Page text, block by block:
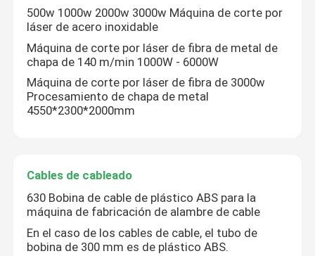
500w 1000w 2000w 3000w Máquina de corte por
láser de acero inoxidable
Máquina de corte por láser de fibra de metal de
chapa de 140 m/min 1000W - 6000W
Máquina de corte por láser de fibra de 3000w
Procesamiento de chapa de metal
4550*2300*2000mm
Cables de cableado
630 Bobina de cable de plástico ABS para la
máquina de fabricación de alambre de cable
En el caso de los cables de cable, el tubo de
bobina de 300 mm es de plástico ABS.